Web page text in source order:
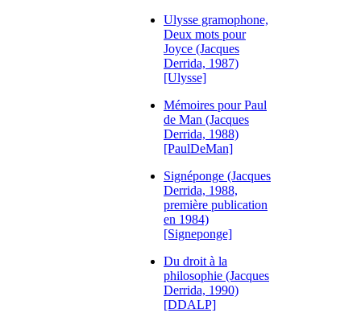
Ulysse gramophone,
Deux mots pour
Joyce (Jacques
Derrida, 1987)
[Ulysse]
Mémoires pour Paul
de Man (Jacques
Derrida, 1988)
[PaulDeMan]
Signéponge (Jacques
Derrida, 1988,
première publication
en 1984)
[Signeponge]
Du droit à la
philosophie (Jacques
Derrida, 1990)
[DDALP]